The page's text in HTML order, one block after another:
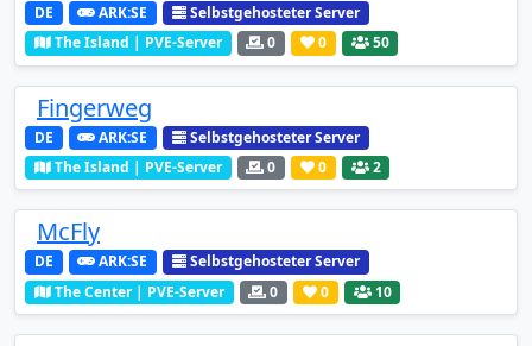
DE ARK:SE
Selbstgehosteter Server
The Island | PVE-Server
0 0 50
Fingerweg
DE ARK:SE
Selbstgehosteter Server
The Island | PVE-Server
0 0 2
McFly
DE ARK:SE
Selbstgehosteter Server
The Center | PVE-Server
0 0 10